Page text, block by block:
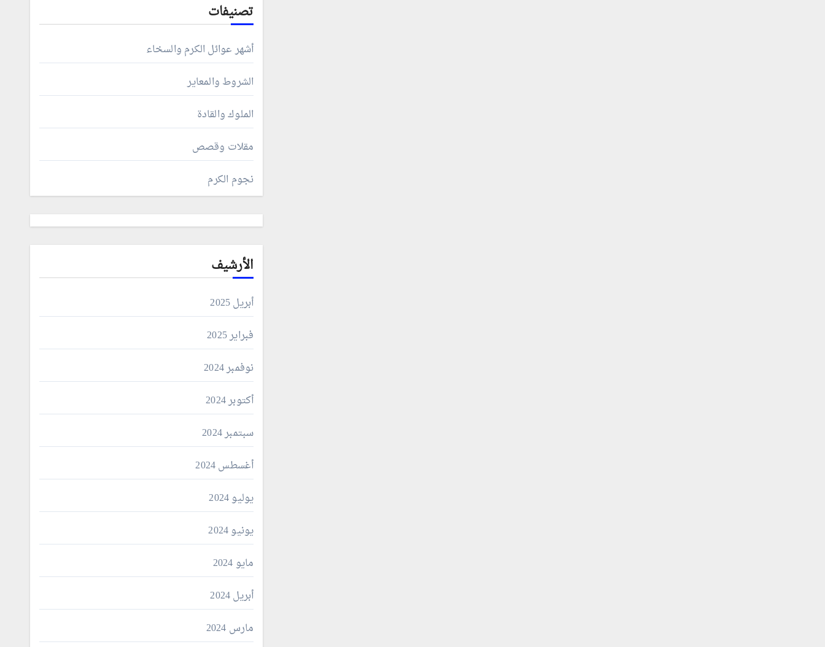
تصنيفات
أشهر عوائل الكرم والسخاء
الشروط والمعاير
الملوك والقادة
مقلات وقصص
نجوم الكرم
الأرشيف
أبريل 2025
فبراير 2025
نوفمبر 2024
أكتوبر 2024
سبتمبر 2024
أغسطس 2024
يوليو 2024
يونيو 2024
مايو 2024
أبريل 2024
مارس 2024